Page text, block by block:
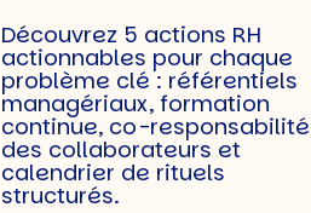
Découvrez 5 actions RH
actionnables pour chaque
problème clé : référentiels
managériaux, formation
continue, co-responsabilité
des collaborateurs et
calendrier de rituels
structurés.